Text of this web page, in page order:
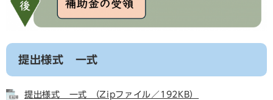
提出様式 一式
提出様式 一式 （Zipファイル／192KB）